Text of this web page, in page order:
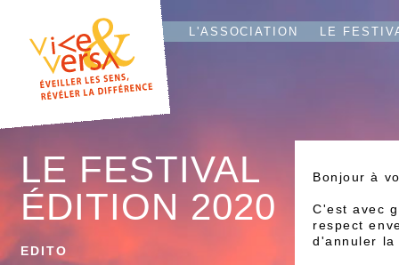
L'T L'ASSOCIATION LE
LE FESTIVAL
ÉDITION 2020
EDITO
Bonjour à
C'est avec
respect
d'annuler la